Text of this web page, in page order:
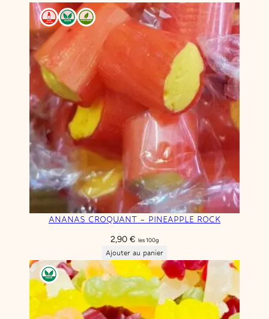
ANANAS CROQUANT – PINEAPPLE ROCK
2,90 € les 100g
Ajouter au panier